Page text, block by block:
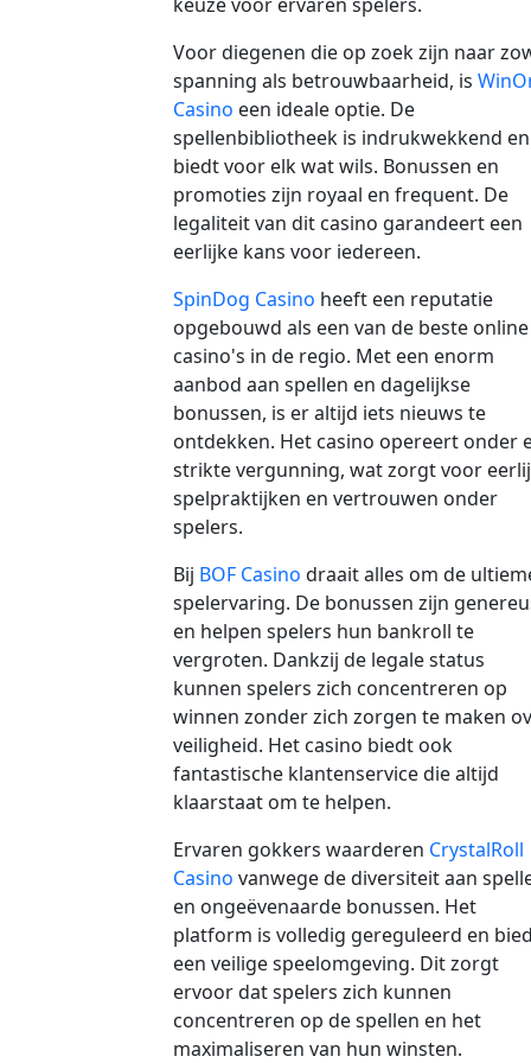
Voor diegenen die op zoek zijn naar
spanning als betrouwbaarheid, is
Casino een ideale optie. De
spellenbibliotheek is indrukwekkend en
biedt voor elk wat wils. Bonussen en
promoties zijn royaal en frequent. De
legaliteit van dit casino garandeert een
eerlijke kans voor iedereen.
SpinDog Casino heeft een reputatie
opgebouwd als een van de beste online
casino's in de regio. Met een enorm
aanbod aan spellen en dagelijkse
bonussen, is er altijd iets nieuws te
ontdekken. Het casino opereert onder
strikte vergunning, wat zorgt voor
spelpraktijken en vertrouwen onder
spelers.
Bij BOF Casino draait alles om de
spelervaring. De bonussen zijn
en helpen spelers hun bankroll te
vergroten. Dankzij de legale status
kunnen spelers zich concentreren op
winnen zonder zich zorgen te maken
veiligheid. Het casino biedt ook
fantastische klantenservice die altijd
klaarstaat om te helpen.
Ervaren gokkers waarderen CrystalRoll
Casino vanwege de diversiteit aan
en ongeëvenaarde bonussen. Het
platform is volledig gereguleerd en
een veilige speelomgeving. Dit zorgt
ervoor dat spelers zich kunnen
concentreren op de spellen en het
maximaliseren van hun winsten.